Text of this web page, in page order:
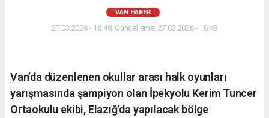
VAN HABER
27.03.2026 - 16:48, Güncelleme: 27.03.2026 - 16:48
Van’da düzenlenen okullar arası halk oyunları
yarışmasında şampiyon olan İpekyolu Kerim Tuncer
Ortaokulu ekibi, Elazığ’da yapılacak bölge